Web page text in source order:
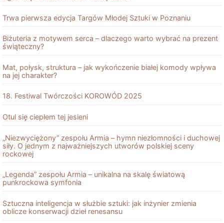
Trwa pierwsza edycja Targów Młodej Sztuki w Poznaniu
Biżuteria z motywem serca – dlaczego warto wybrać na prezent
świąteczny?
Mat, połysk, struktura – jak wykończenie białej komody wpływa
na jej charakter?
18. Festiwal Twórczości KOROWÓD 2025
Otul się ciepłem tej jesieni
„Niezwyciężony” zespołu Armia – hymn niezłomności i duchowej
siły. O jednym z najważniejszych utworów polskiej sceny
rockowej
„Legenda” zespołu Armia – unikalna na skalę światową
punkrockowa symfonia
Sztuczna inteligencja w służbie sztuki: jak inżynier zmienia
oblicze konserwacji dzieł renesansu